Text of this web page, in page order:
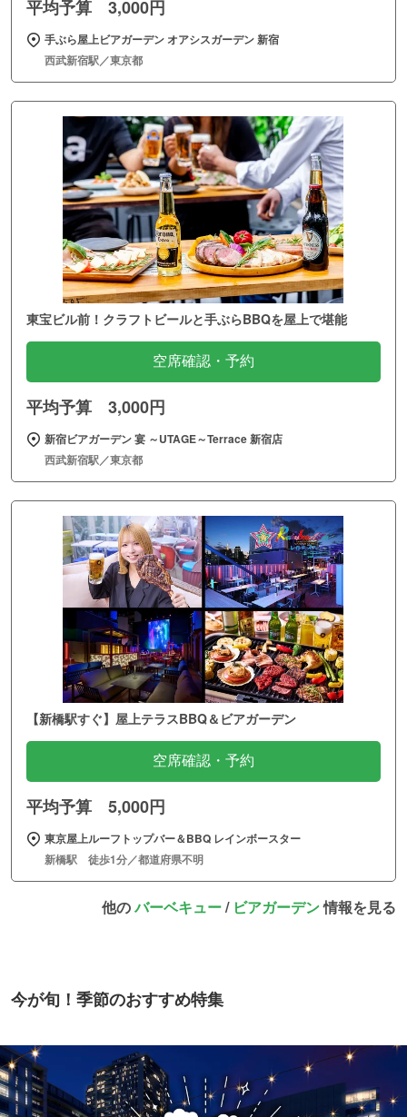
平均予算 3,000円
手ぶら屋上ビアガーデン オアシスガーデン 新宿
西武新宿駅／東京都
東宝ビル前！クラフトビールと手ぶらBBQを屋上で堪能
空席確認・予約
平均予算 3,000円
新宿ビアガーデン 宴 ～UTAGE～Terrace 新宿店
西武新宿駅／東京都
【新橋駅すぐ】屋上テラスBBQ＆ビアガーデン
空席確認・予約
平均予算 5,000円
東京屋上ルーフトップバー＆BBQ レインボースター
新橋駅 徒歩1分／都道府県不明
他のバーベキュー/ ビアガーデン情報を見る
今が旬！季節のおすすめ特集